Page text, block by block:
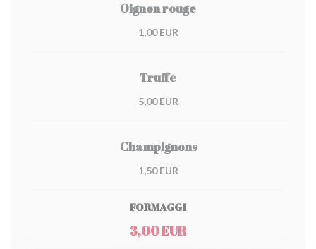
Oignon rouge
1,00 EUR
Truffe
5,00 EUR
Champignons
1,50 EUR
FORMAGGI
3,00 EUR